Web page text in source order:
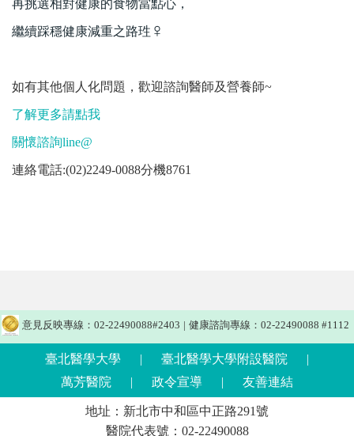
再挑選相對健康的食物當點心，
繼續踩穩健康減重之路珄
如有其他個人化問題，歡迎諮詢醫師及營養師~
了解更多請點我
關懷諮詢line@
連絡電話:(02)2249-0088分機8761
意見反映專線：02-22490088#2403 | 健康諮詢專線：02-22490088 #1112
臺北醫學大學 | 臺北醫學大學附設醫院
|
萬芳醫院
| 政令宣導 | 友善連結
地址：新北市中和區中正路291號
醫院代表號：02-22490088